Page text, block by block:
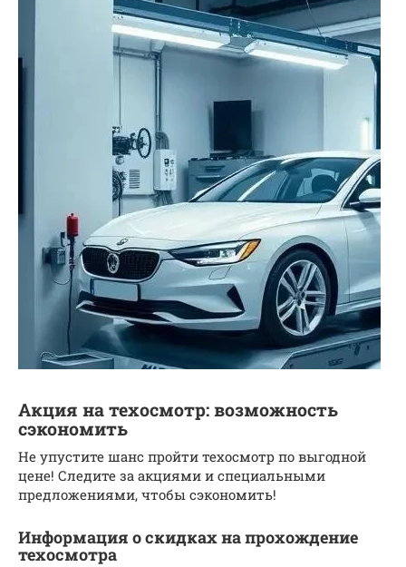
Акция на техосмотр: возможность
сэкономить
Не упустите шанс пройти техосмотр по выгодной
цене! Следите за акциями и специальными
предложениями, чтобы сэкономить!
Информация о скидках на прохождение
техосмотра